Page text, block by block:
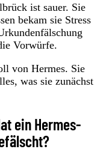
ist sauer. Sie
bekam sie Stress
Vorwürfe.
von Hermes. Sie
was sie zunächst
ein Hermes-